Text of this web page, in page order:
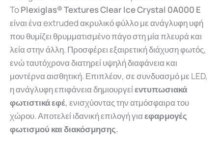
ToPlexiglas®Textures Clear Ice Crystal 0A000 E
είναι ένα extruded ακρυλικό φύλλο με ανάγλυφη υφή
που θυμίζει θρυμματισμένο πάγο στη μία πλευρά και
λεία στην άλλη. Προσφέρει εξαιρετική διάχυση φωτός,
ενώ ταυτόχρονα διατηρεί υψηλή διαφάνεια και
μοντέρνα αισθητική. Επιπλέον, σε συνδυασμό με LED,
η ανάγλυφη επιφάνεια δημιουργείεντυπωσιακά
φωτιστικά εφέ, ενισχύοντας την ατμόσφαιρα του
χώρου. Αποτελεί ιδανική επιλογή γιαεφαρμογές
φωτισμού και διακόσμησης.